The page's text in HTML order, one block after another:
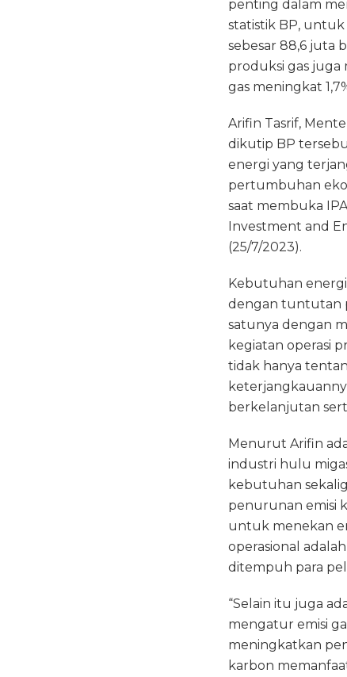
e
b
o
o
k
te
r
ts
A
p
p
penting dalam
statistik BP,
sebesar 88,6 juta
produksi gas juga
gas meningkat
Arifin Tasrif,
dikutip BP
energi yang
pertumbuhan
saat membuka
Investment and
(25/7/2023).
Kebutuhan
dengan tuntutan
satunya dengan
kegiatan operasi
tidak hanya
berkelanjutan
Menurut Arifin
industri hulu
kebutuhan
penurunan emisi
untuk menekan
operasional
ditempuh para
“Selain itu juga
mengatur emisi
meningkatkan
karbon